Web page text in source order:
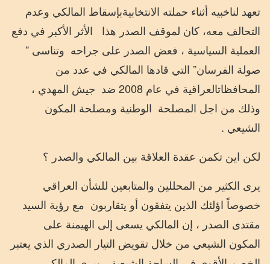
تعهد لناخبيه أثناء حملته الانتخابيةبإسقاط المالكي وعدم
التحالف معه، كان لموقف الصدر هذا
الأثر الأكبر في دفع
العملية السياسية ، فعض الصدر على جراحه وتناسى ”
صولة الفرسان” التي قادها المالكي في عدد من
المحافظاتالعراقية في عام ضد جيش المهدي ،
وذلك من اجل المصلحة الوطنية ومصلحة المكون
الشيعي .
لكن اين تكمن عقدة العلاقة بين المالكي والصدر ؟
يرى الكثير من المحللين والمتابعين للشأن العراقي
خصوصاً اؤلئك الذين يتفقون أو يتقاربون مع رؤية السيد
مقتدى الصدر ، إن المالكي يسعى إلى الهيمنة على
المكون الشيعي من خلال تقويض التيار الصدري الذي يعتبر